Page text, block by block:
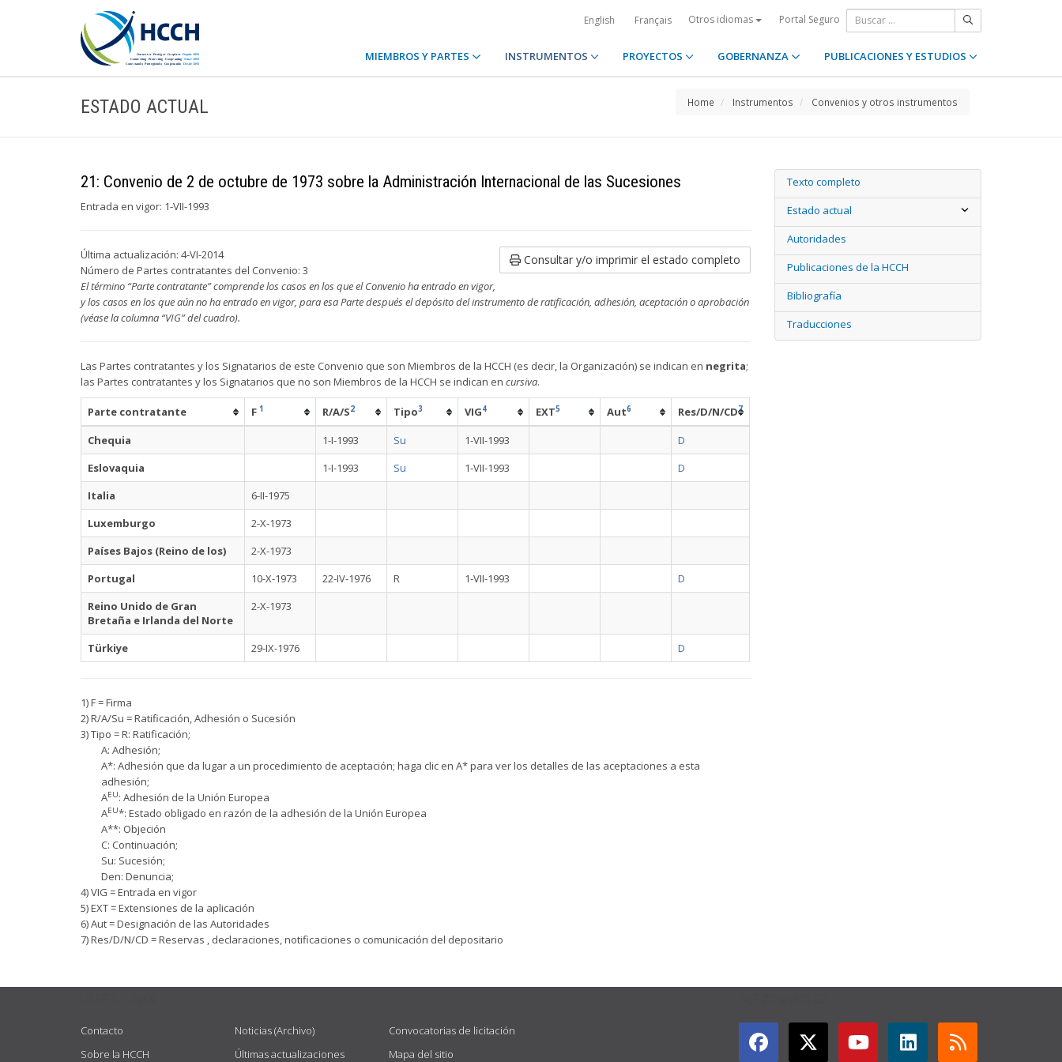
English Français Otros idiomas Portal Seguro
MIEMBROS Y PARTES INSTRUMENTOS PROYECTOS GOBERNANZA PUBLICACIONES Y ESTUDIOS
ESTADO ACTUAL Home Instrumentos Convenios y otros instrumentos
21: Convenio de 2 de octubre de 1973 sobre la Administración Internacional de las Sucesiones
Entrada en vigor: 1-VII-1993
Consultar y/o imprimir el estado completo
Última actualización: 4-VI-2014
Número de Partes contratantes del Convenio: 3
El término “Parte contratante” comprende los casos en los que el Convenio ha entrado en vigor,
y los casos en los que aún no ha entrado en vigor, para esa Parte después el depósito del instrumento de ratificación, adhesión, aceptación o aprobación
(véase la columna “VIG” del cuadro).
Las Partes contratantes y los Signatarios de este Convenio que son Miembros de la HCCH (es decir, la Organización) se indican en negrita;
las Partes contratantes y los Signatarios que no son Miembros de la HCCH se indican en cursiva.
Parte contratante F 1 R/A/S2 Tipo3 VIG4 EXT5 Aut6 Res/D/N/CD7
Chequia 1-I-1993 Su 1-VII-1993
D
Eslovaquia
1-I-1993 Su 1-VII-1993
D
Italia
6-II-1975
Luxemburgo
2-X-1973
Países Bajos (Reino de los)
2-X-1973
Portugal
10-X-1973 22-IV-1976 R 1-VII-1993
D
Reino Unido de Gran
Bretaña e Irlanda del Norte
2-X-1973
Türkiye 29-IX-1976 D
1) F = Firma
2) R/A/Su = Ratificación, Adhesión o Sucesión
3) Tipo = R: Ratificación;
A: Adhesión;
A*: Adhesión que da lugar a un procedimiento de aceptación; haga clic en A* para ver los detalles de las aceptaciones a esta
adhesión;
AEU: Adhesión de la Unión Europea
AEU*: Estado obligado en razón de la adhesión de la Unión Europea
A**: Objeción
C: Continuación;
Su: Sucesión;
Den: Denuncia;
4) VIG = Entrada en vigor
5) EXT = Extensiones de la aplicación
6) Aut = Designación de las Autoridades
7) Res/D/N/CD = Reservas , declaraciones, notificaciones o comunicación del depositario
Texto completo
Estado actual
Autoridades
Publicaciones de la HCCH
Bibliografía
Traducciones
Contacto
Sobre la HCCH
Noticias (Archivo)
Últimas actualizaciones
Convocatorias de licitación
Mapa del sitio